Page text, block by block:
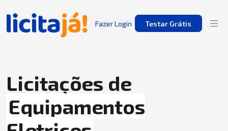
Fazer Login Testar Grátis
Licitações de
Equipamentos